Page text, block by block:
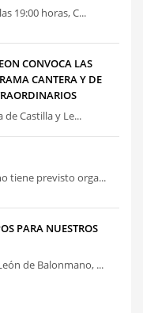
19:00 horas, C...
CONVOCA LAS
CANTERA Y DE
Castilla y Le...
tiene previsto orga...
PARA NUESTROS
de Balonmano, ...